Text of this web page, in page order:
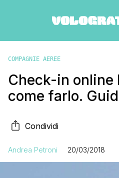
COMPAGNIE AEREE
Check-in online
come farlo.
Condividi
Andrea Petroni 20/03/2018